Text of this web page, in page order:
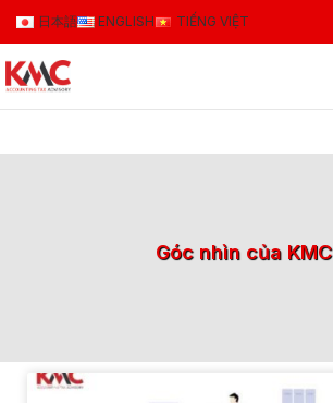
日本語 ENGLISH TIẾNG VIỆT
Góc nhìn của KMC